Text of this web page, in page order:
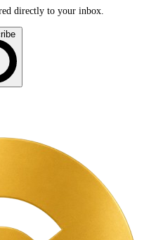
directly to your inbox.